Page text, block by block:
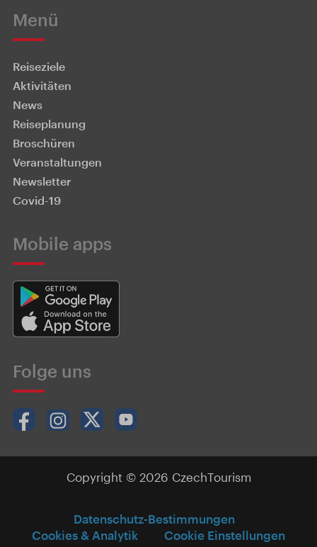
Menü
Reiseziele
Aktivitäten
News
Reiseplanung
Broschüren
Veranstaltungen
Newsletter
Covid-19
Mobile apps
Folge uns
Copyright © 2026 CzechTourism
Datenschutz-Bestimmungen
Cookies & Analytik
Cookie Einstellungen